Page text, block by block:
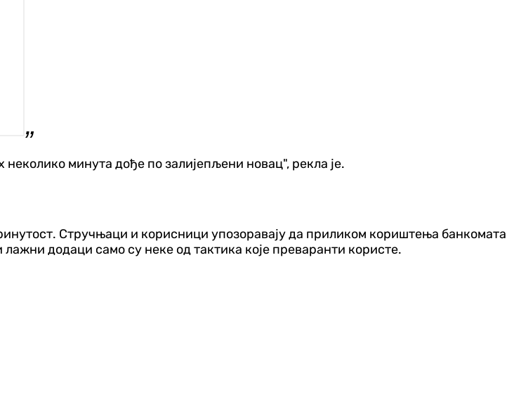
минута дође по залијепљени новац", рекла је.
Стручњаци и корисници упозоравају да приликом кориштења банкомата
додаци само су неке од тактика које преваранти користе.